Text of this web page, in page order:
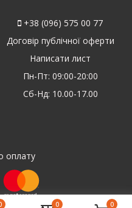
0 0
+38 (096) 575 00 77
Договір публічної оферти
Написати лист
Пн-Пт: 09:00-20:00
Сб-Нд: 10.00-17.00
оплату